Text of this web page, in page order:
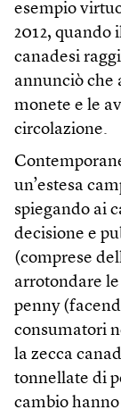
esempio
2012, quando
canadesi
annunciò che
monete e le
circolazione.
un’estesa
spiegando ai
decisione e
(comprese
arrotondare
penny
consumatori
la zecca
tonnellate di
cambio